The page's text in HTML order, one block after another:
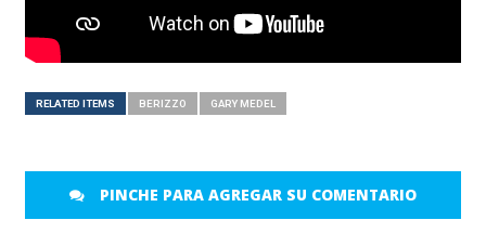
RELATED ITEMS BERIZZO GARY MEDEL
PINCHE PARA AGREGAR SU COMENTARIO